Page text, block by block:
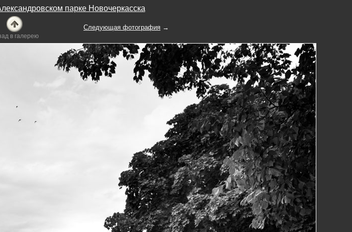
парке Новочеркасска
в галерею
Следующая фотография →